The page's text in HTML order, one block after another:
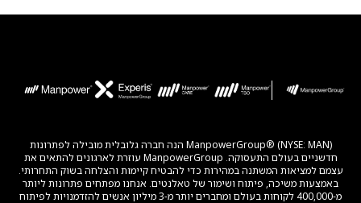
ManpowerGroup® (NYSE: MAN) הנה חברה גלובלית מובילה לפתרונות
חדשניים בעולם התעסוקה. ManpowerGroup עוזרת לארגונים להתאים את
עצמם למציאות המשתנה במהירות כדי להבטיח קיימות והצלחה בשוק התחרותי.
באמצעות משיכה, פיתוח ושימור של טאלנטים. אנחנו מפתחים פתרונות ליותר
מ-400,000 לקוחות בעולם ומחברים יותר מ-3 מיליון אנשים להזדמנויות לפיתוח